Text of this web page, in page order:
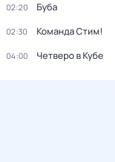
02:20 Буба
02:30 Команда Стим!
04:00 Четверо в Кубе